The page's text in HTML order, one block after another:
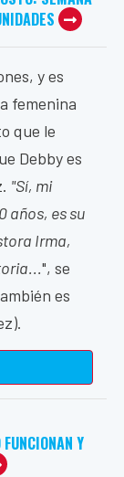
y es
femenina
que le
Debby es
"Sí, mi
años, es su
Irma,
", se
es
Y